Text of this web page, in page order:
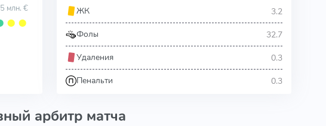
млн. €
⬤ ⬤
ЖК
3.2
Фолы 32.7
Удаления 0.3
Пенальти 0.3
арбитр матча